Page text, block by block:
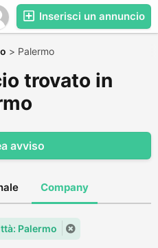
Inserisci un annuncio
> Palermo
trovato in
avviso
Company
Palermo